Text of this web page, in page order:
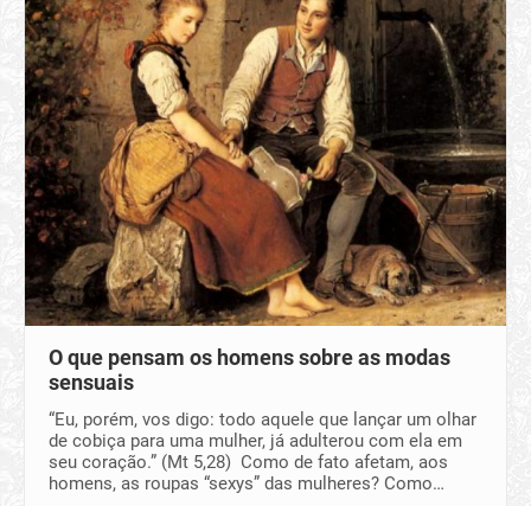
O que pensam os homens sobre as modas
sensuais
“Eu, porém, vos digo: todo aquele que lançar um olhar
de cobiça para uma mulher, já adulterou com ela em
seu coração.” (Mt 5,28) Como de fato afetam, aos
homens, as roupas “sexys” das mulheres? Como…